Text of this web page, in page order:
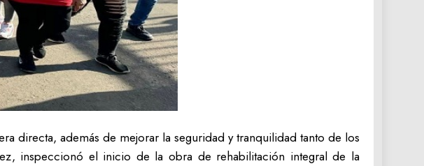
directa, además de mejorar la seguridad y tranquilidad tanto de los
inspeccionó el inicio de la obra de rehabilitación integral de la